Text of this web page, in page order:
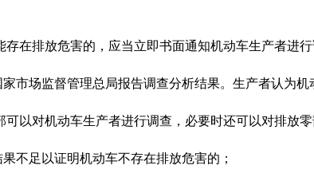
在排放危害的，应当立即书面通知机动车生产者进行
市场监督管理总局报告调查分析结果。生产者认为机
以对机动车生产者进行调查，必要时还可以对排放零
不足以证明机动车不存在排放危害的；